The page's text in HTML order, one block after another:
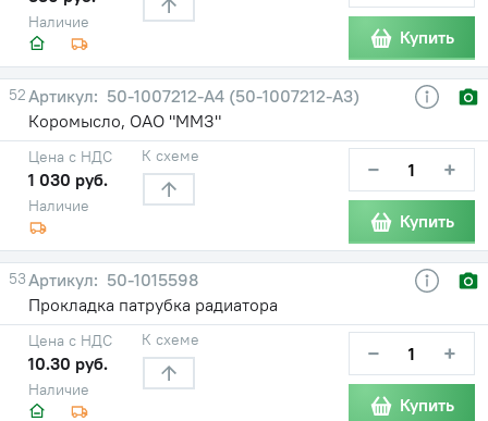
Наличие
Купить
52
50-1007212-А4 (50-1007212-А3)
Коромысло, ОАО "ММЗ"
Наличие
Цена с НДС
1 030 руб.
К схеме − +
Купить
53
50-1015598
Прокладка патрубка радиатора
Наличие
Цена с НДС
10.30 руб.
К схеме − +
Купить